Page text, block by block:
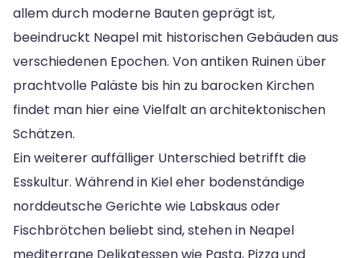
allem durch moderne Bauten geprägt ist,
beeindruckt Neapel mit historischen Gebäuden aus
verschiedenen Epochen. Von antiken Ruinen über
prachtvolle Paläste bis hin zu barocken Kirchen
findet man hier eine Vielfalt an architektonischen
Schätzen.
Ein weiterer auffälliger Unterschied betrifft die
Esskultur. Während in Kiel eher bodenständige
norddeutsche Gerichte wie Labskaus oder
Fischbrötchen beliebt sind, stehen in Neapel
mediterrane Delikatessen wie Pasta, Pizza und